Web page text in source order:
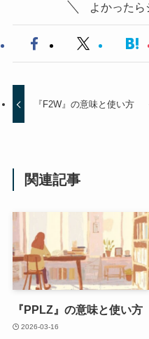
よかったら
『F2W』の意味と使い方
関連記事
『PPLZ』の意味と使い方
2026-03-16